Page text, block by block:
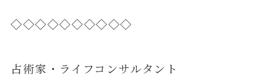
◇◇◇◇◇◇◇◇◇◇
占術家・ライフコンサルタント